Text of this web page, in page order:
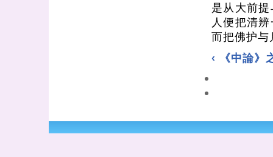
是从大前
人便把清
而把佛护与
‹ 《中論》